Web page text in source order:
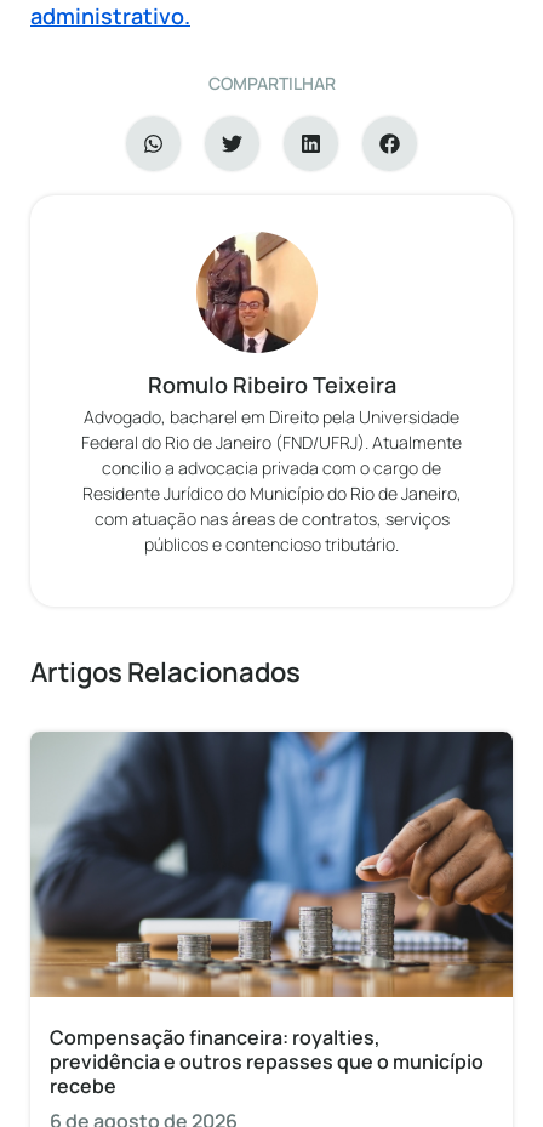
administrativo.
COMPARTILHAR
Romulo Ribeiro Teixeira
Advogado, bacharel em Direito pela Universidade
Federal do Rio de Janeiro (FND/UFRJ). Atualmente
concilio a advocacia privada com o cargo de
Residente Jurídico do Município do Rio de Janeiro,
com atuação nas áreas de contratos, serviços
públicos e contencioso tributário.
Artigos Relacionados
Compensação financeira: royalties,
previdência e outros repasses que o município
recebe
6 de agosto de 2026